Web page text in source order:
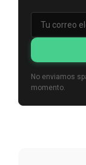
No enviamos
momento.